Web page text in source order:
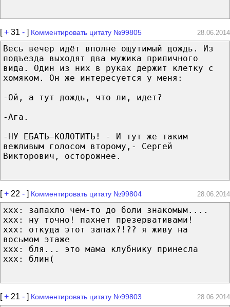
[+ 31 - ] Комментировать цитату №99805 28.06.2014
Весь вечер идёт вполне ощутимый дождь. Из
подъезда выходят два мужика приличного
вида. Один из них в руках держит клетку с
хомяком. Он же интересуется у меня:
-Ой, а тут дождь, что ли, идет?
-Ага.
-НУ ЕБАТЬ–КОЛОТИТЬ! - И тут же таким
вежливым голосом второму,- Сергей
Викторович, осторожнее.
[+ 22 - ] Комментировать цитату №99804 28.06.2014
ххх: запахло чем-то до боли знакомым....
ххх: ну точно! пахнет презервативами!
ххх: откуда этот запах?!?? я живу на
восьмом этаже
ххх: бля... это мама клубнику принесла
ххх: блин(
[+ 21 - ] Комментировать цитату №99803 28.06.2014